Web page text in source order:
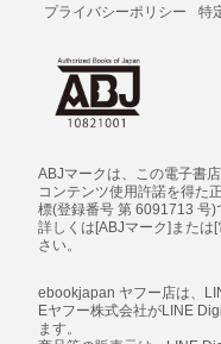
プライバシーポリシー
特
ABJマークは、この電子書
コンテンツ使用許諾を得た
標(登録番号 第 6091713 号)
詳しくは[ABJマーク]または
さい。
ebookjapan ヤフー店は、
Eヤフー株式会社がLINE
ます。